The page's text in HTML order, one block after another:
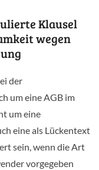
Klausel
wegen
der
um eine AGB im
um eine
eine als Lückentext
sein, wenn die Art
vorgegeben